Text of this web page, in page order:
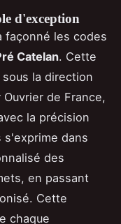
d'exception
façonné les codes
Catelan. Cette
la direction
Ouvrier de France,
la précision
dans
des
en passant
Cette
chaque